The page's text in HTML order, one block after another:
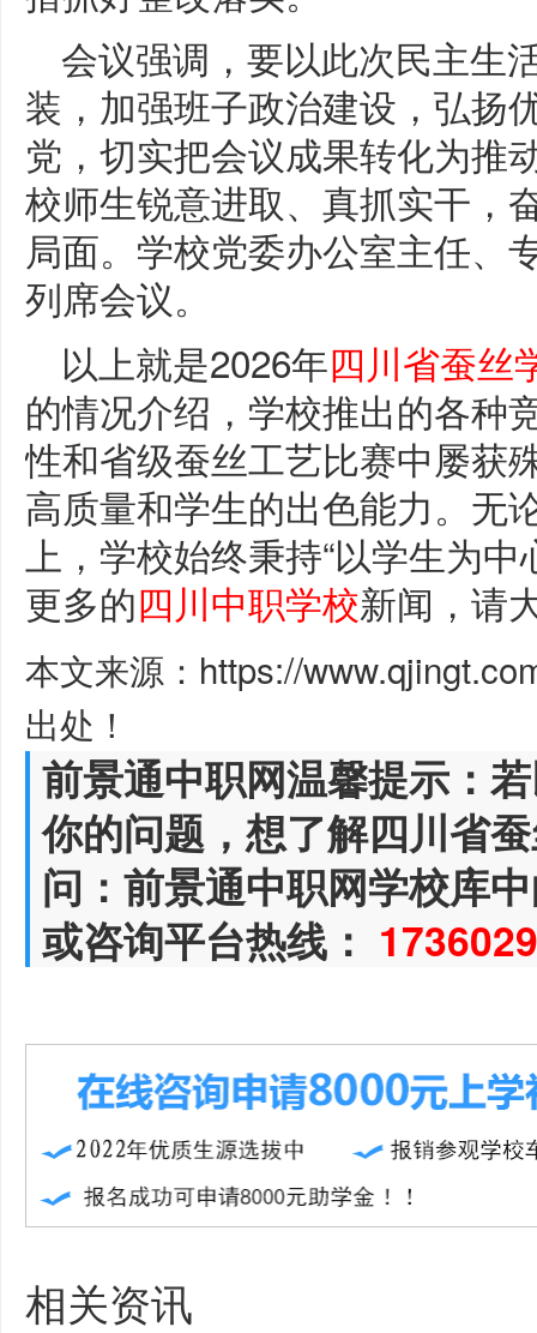
会议强调，要以此次民主生
装，加强班子政治建设，弘扬
党，切实把会议成果转化为推
校师生锐意进取、真抓实干，
局面。学校党委办公室主任、
列席会议。
以上就是2026年四川省蚕丝
的情况介绍，学校推出的各种
性和省级蚕丝工艺比赛中屡获
高质量和学生的出色能力。无
上，学校始终秉持“以学生为
更多的四川中职学校新闻，请
本文来源：https://
出处！
前景通中职网温馨提示：
你的问题，想了解四川省
问：前景通中职网学校库
或咨询平台热线：
相关资讯